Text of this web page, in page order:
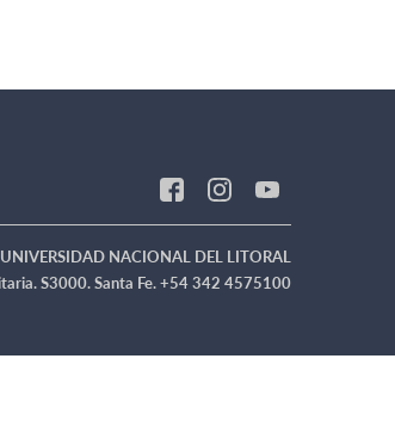
NACIONAL DEL LITORAL
S3000. Santa Fe. +54 342 4575100